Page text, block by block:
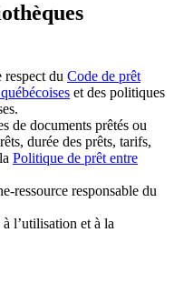
du Code de prêt
et des politiques
de documents prêtés ou
durée des prêts, tarifs,
Politique de prêt entre
ressource responsable du
à l’utilisation et à la